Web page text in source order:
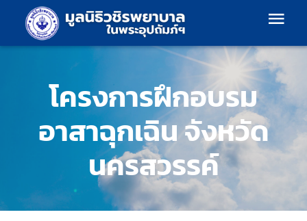
เกี่ยวกับเรา
โครงสร้างองค์กร
แผนงาน
ร้านค้า
โครงการฝึกอบรม
อาสาฉุกเฉิน จังหวัด
นครสวรรค์